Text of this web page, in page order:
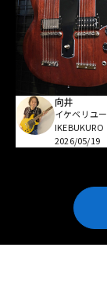
向井
イケベリユ
IKEBUKURO
2026/05/19